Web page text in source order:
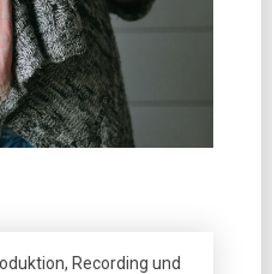
Recording und